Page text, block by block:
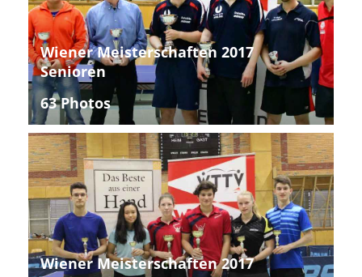
Wiener Meisterschaften 2017
Senioren
63 Photos
Wiener Meisterschaften 2017